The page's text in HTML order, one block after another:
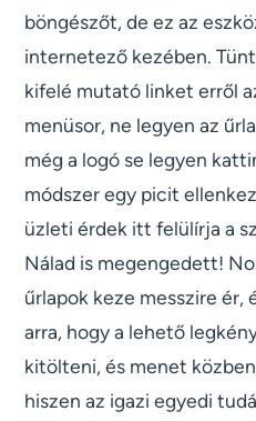
böngészőt, de ez az
internetező kezében.
kifelé mutató linket erről
menüsor, ne legyen az
még a logó se legyen
módszer egy picit
üzleti érdek itt felülírja a
Nálad is megengedett!
űrlapok keze messzire ér,
arra, hogy a lehető
kitölteni, és menet
hiszen az igazi egyedi